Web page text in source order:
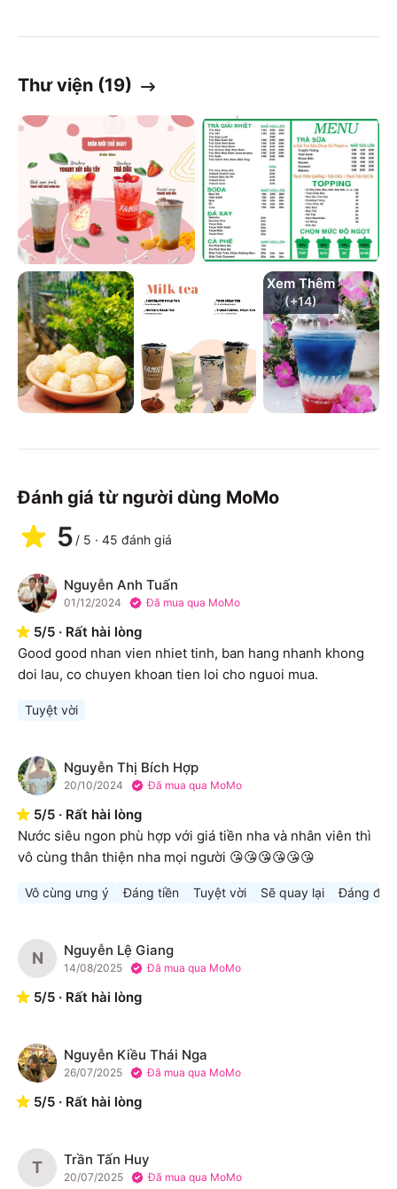
Thư viện (19)
Xem Thêm
(+14)
Đánh giá từ người dùng MoMo
5 / 5 · 45 đánh giá
N Nguyễn Anh Tuấn
01/12/2024 Đã mua qua MoMo
5/5 · Rất hài lòng
Good good nhan vien nhiet tinh, ban hang nhanh khong
doi lau, co chuyen khoan tien loi cho nguoi mua.
Tuyệt vời
N Nguyễn Thị Bích Hợp
20/10/2024 Đã mua qua MoMo
5/5 · Rất hài lòng
Nước siêu ngon phù hợp với giá tiền nha và nhân viên thì
vô cùng thân thiện nha mọi người 😘😘😘😘😘😘
Vô cùng ưng ý Đáng tiền Tuyệt vời Sẽ quay lại Đáng để
N Nguyễn Lệ Giang
14/08/2025 Đã mua qua MoMo
5/5 · Rất hài lòng
N Nguyễn Kiều Thái Nga
26/07/2025 Đã mua qua MoMo
5/5 · Rất hài lòng
T Trần Tấn Huy
20/07/2025 Đã mua qua MoMo